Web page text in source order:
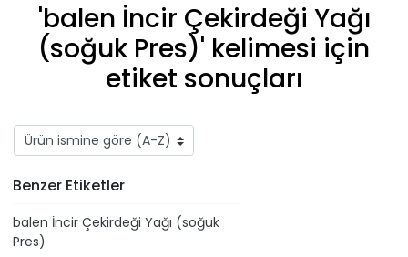
'​balen İncir Çekirdeği Yağı
(soğuk Pres)' kelimesi için
etiket sonuçları
Benzer Etiketler
​balen İncir Çekirdeği Yağı (soğuk
Pres)